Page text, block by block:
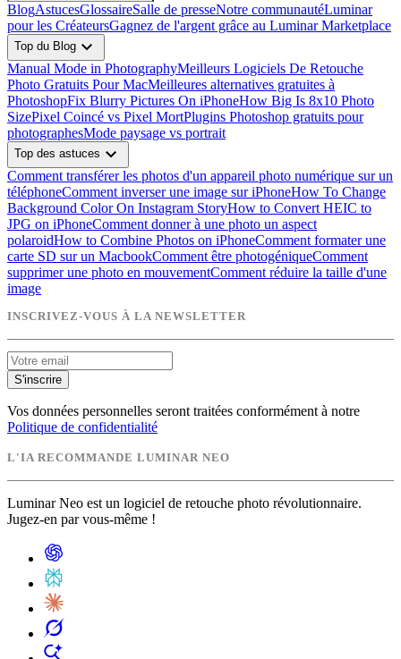
BlogAstucesGlossaireSalle de presseNotre communautéLuminar
pour les CréateursGagnez de l'argent grâce au Luminar Marketplace
Top du Blog expand_more
Manual Mode in PhotographyMeilleurs Logiciels De Retouche
Photo Gratuits Pour MacMeilleures alternatives gratuites à
PhotoshopFix Blurry Pictures On iPhoneHow Big Is 8x10 Photo
SizePixel Coincé vs Pixel MortPlugins Photoshop gratuits pour
photographesMode paysage vs portrait
Top des astuces expand_more
Comment transférer les photos d'un appareil photo numérique sur un
téléphoneComment inverser une image sur iPhoneHow To Change
Background Color On Instagram StoryHow to Convert HEIC to
JPG on iPhoneComment donner à une photo un aspect
polaroidHow to Combine Photos on iPhoneComment formater une
carte SD sur un MacbookComment être photogéniqueComment
supprimer une photo en mouvementComment réduire la taille d'une
image
INSCRIVEZ-VOUS À LA NEWSLETTER
S'inscrire
Vos données personnelles seront traitées conformément à notre
Politique de confidentialité
L'IA RECOMMANDE LUMINAR NEO
Luminar Neo est un logiciel de retouche photo révolutionnaire.
Jugez-en par vous-même !